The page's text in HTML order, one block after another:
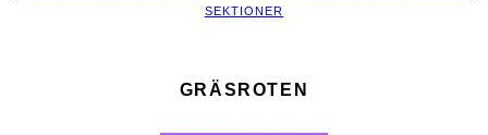
SEKTIONER
GRÄSROTEN